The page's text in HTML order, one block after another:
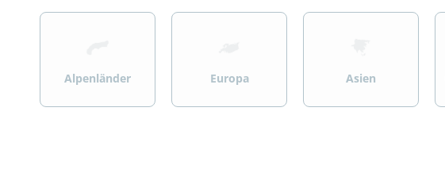
>
Alpenländer
>
Europa
>
Asien
>